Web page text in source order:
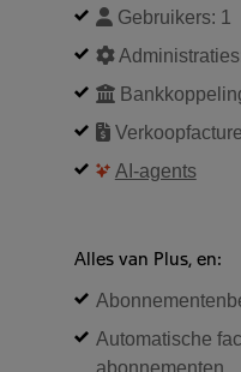
Gebruikers: 1
AI-agents
Alles van Plus, en:
Automatische